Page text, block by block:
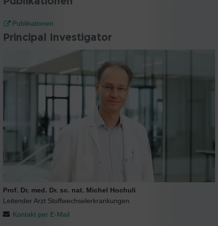
Publikationen
Principal Investigator
Prof. Dr. med. Dr. sc. nat. Michel Hochuli
Leitender Arzt Stoffwechselerkrankungen
Kontakt per E-Mail